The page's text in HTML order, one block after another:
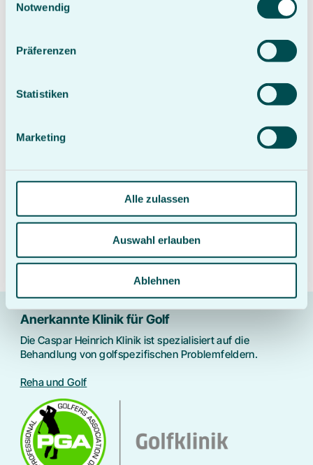
Notwendig
Präferenzen
Statistiken
Marketing
Alle zulassen
Auswahl erlauben
Ablehnen
Krankheitsbilder in der Orthopädie
Wirbelsäulensyndrome mit pseudoradikulärer
Rheumatische Erkrankungen
Endoprothesenoperationen, z.B. Hüft- und
Kniegelenke, Schulter
Gelenkerhaltenden Operationsverfahren
Unfall- und Sportverletzungen
Versteifungsoperationen an Gelenken und Wirbelsäule
Thermonukleolyse
Anerkannte Klinik für Golf
Die Caspar Heinrich Klinik ist spezialisiert auf die
Behandlung von golfspezifischen Problemfeldern.
Reha und Golf